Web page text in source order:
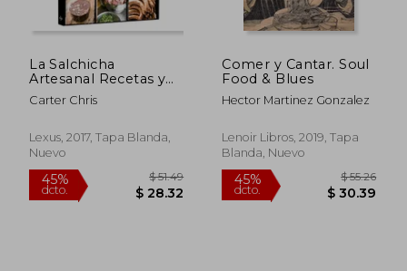
La Salchicha
Artesanal Recetas y
Técnicas
Carter Chris
Lexus, 2017, Tapa Blanda,
Nuevo
Comer y Cantar. Soul
Food & Blues
Hector Martinez Gonzalez
Lenoir Libros, 2019, Tapa
Blanda, Nuevo